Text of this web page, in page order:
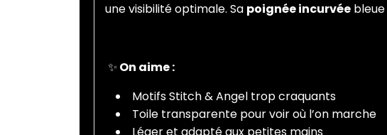
une visibilité optimale. Sa poignée incurvée
✨ On aime :
Motifs Stitch & Angel trop craquants
Toile transparente pour voir où l’on marche